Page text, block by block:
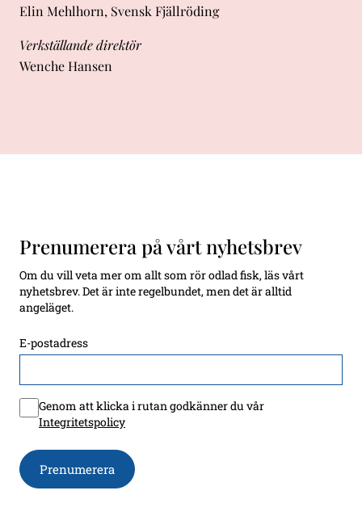
Elin Mehlhorn, Svensk Fjällröding
Verkställande direktör
Wenche Hansen
Prenumerera på vårt nyhetsbrev
Om du vill veta mer om allt som rör odlad fisk, läs vårt
nyhetsbrev. Det är inte regelbundet, men det är alltid
angeläget.
E-postadress
Genom att klicka i rutan godkänner du vår
Integritetspolicy
Prenumerera